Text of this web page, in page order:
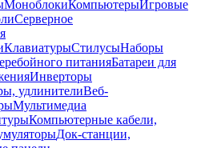
МоноблокиКомпьютерыИгровые
Серверное
КлавиатурыСтилусыНаборы
питанияБатареи для
Инверторы
удлинителиВеб-
Мультимедиа
Компьютерные кабели,
Док-станции,